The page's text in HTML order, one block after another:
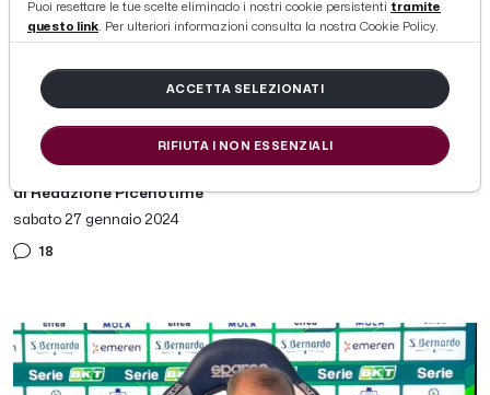
Como-Ascoli 0-2, la voce di Castori
in sala stampa: “Vittoria meritata
che dà lustro ai pareggi fatti
prima”
di Redazione Picenotime
sabato 27 gennaio 2024
18
Puoi resettare le tue scelte eliminado i nostri cookie persistenti tramite
questo link. Per ulteriori informazioni consulta la nostra Cookie Policy.
ACCETTA SELEZIONATI
RIFIUTA I NON ESSENZIALI